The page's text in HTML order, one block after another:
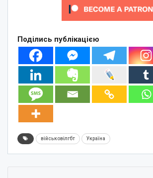
Поділись публікацією
військовілгбт Україна